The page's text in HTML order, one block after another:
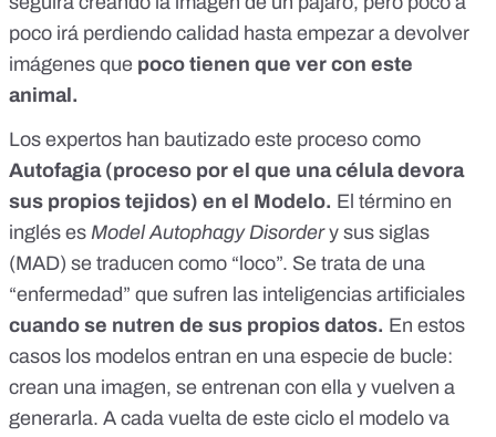
poco irá perdiendo calidad hasta empezar a devolver
imágenes que poco tienen que ver con este
animal.
Los expertos han bautizado este proceso como
Autofagia (proceso por el que una célula devora
sus propios tejidos) en el Modelo. El término en
inglés es Model Autophagy Disordery sus siglas
(MAD) se traducen como “loco”. Se trata de una
“enfermedad” que sufren las inteligencias artificiales
cuando se nutren de sus propios datos. En estos
casos los modelos entran en una especie de bucle:
crean una imagen, se entrenan con ella y vuelven a
generarla. A cada vuelta de este ciclo el modelo va